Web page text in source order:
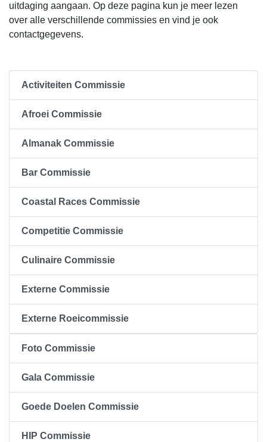
uitdaging aangaan. Op deze pagina kun je meer lezen
over alle verschillende commissies en vind je ook
contactgegevens.
Activiteiten Commissie
Afroei Commissie
Almanak Commissie
Bar Commissie
Coastal Races Commissie
Competitie Commissie
Culinaire Commissie
Externe Commissie
Externe Roeicommissie
Foto Commissie
Gala Commissie
Goede Doelen Commissie
HIP Commissie